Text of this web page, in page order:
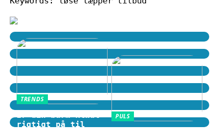
TRENDS
Er din barm klædt
rigtigt på til
PULS